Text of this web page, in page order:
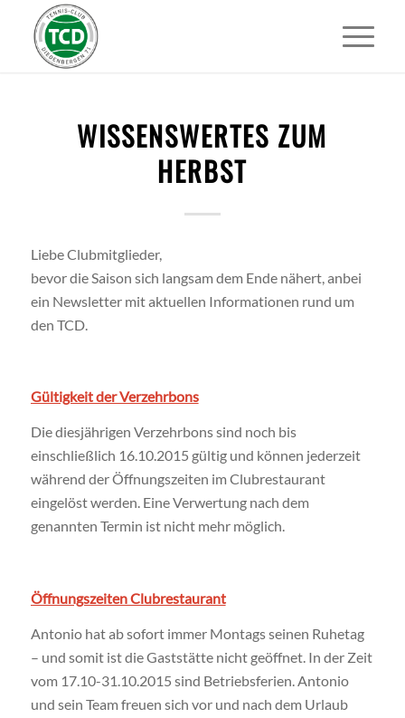
WISSENSWERTES ZUM
HERBST
Liebe Clubmitglieder,
bevor die Saison sich langsam dem Ende nähert, anbei
ein Newsletter mit aktuellen Informationen rund um
den TCD.
Gültigkeit der Verzehrbons
Die diesjährigen Verzehrbons sind noch bis
einschließlich 16.10.2015 gültig und können jederzeit
während der Öffnungszeiten im Clubrestaurant
eingelöst werden. Eine Verwertung nach dem
genannten Termin ist nicht mehr möglich.
Öffnungszeiten Clubrestaurant
Antonio hat ab sofort immer Montags seinen Ruhetag
– und somit ist die Gaststätte nicht geöffnet. In der Zeit
vom 17.10-31.10.2015 sind Betriebsferien. Antonio
und sein Team freuen sich vor und nach dem Urlaub